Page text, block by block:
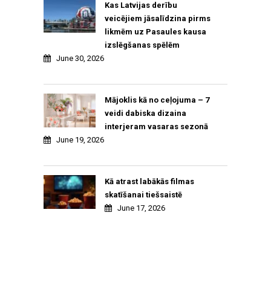
Kas Latvijas derību
veicējiem jāsalīdzina pirms
likmēm uz Pasaules kausa
izslēgšanas spēlēm
June 30, 2026
Mājoklis kā no ceļojuma – 7
veidi dabiska dizaina
interjeram vasaras sezonā
June 19, 2026
Kā atrast labākās filmas
skatīšanai tiešsaistē
June 17, 2026